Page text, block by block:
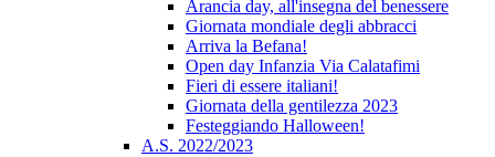
Arancia day, all'insegna del benessere
Giornata mondiale degli abbracci
Arriva la Befana!
Open day Infanzia Via Calatafimi
Fieri di essere italiani!
Giornata della gentilezza 2023
Festeggiando Halloween!
A.S. 2022/2023